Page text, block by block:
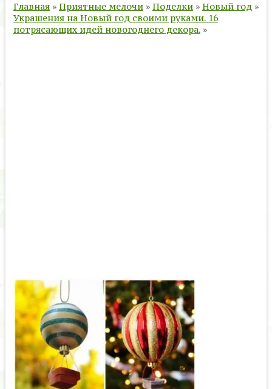
Главная » Приятные мелочи » Поделки » Новый год »
Украшения на Новый год своими руками. 16
потрясающих идей новогоднего декора. »